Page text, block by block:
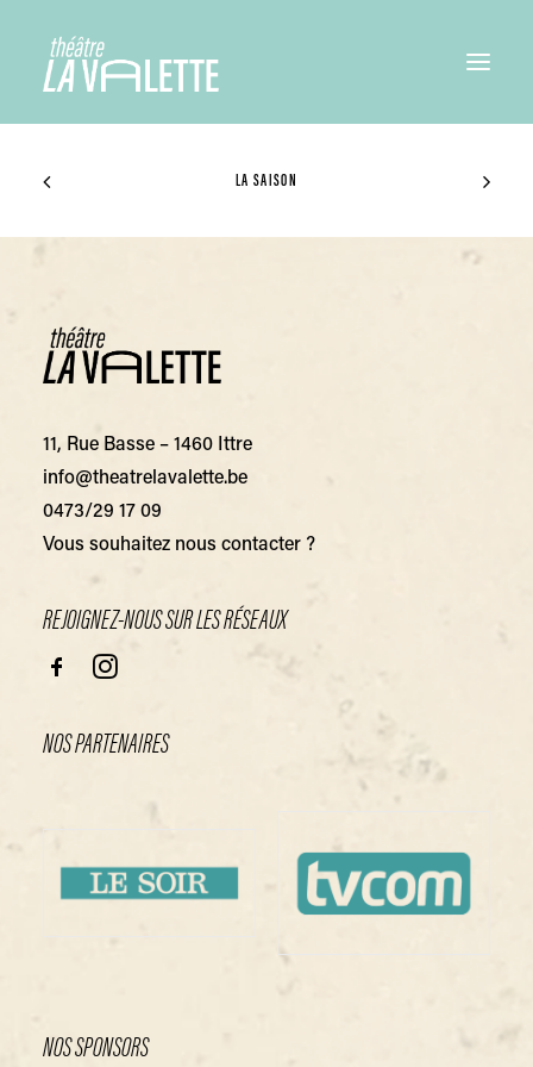
LA SAISON
11, Rue Basse – 1460 Ittre
info@theatrelavalette.be
0473/29 17 09
Vous souhaitez nous contacter ?
REJOIGNEZ-NOUS SUR LES RÉSEAUX
NOS PARTENAIRES
NOS SPONSORS